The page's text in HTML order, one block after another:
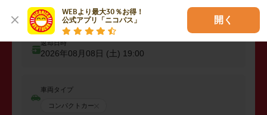
WEBより最大30％お得！
公式アプリ「ニコパス」
開く
出発日時
2026年08月07日 (金) 19:00
返却日時
2026年08月08日 (土) 19:00
車両タイプ
コンパクトカー